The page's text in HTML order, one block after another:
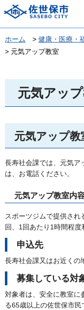
佐世保市
ホーム > 健康・医療・
> 元気アップ教室
元気アッ
元気アップ教
長寿社会課では、元気ア
は、お電話ください。
元気アップ教室内
スポーツジムで提供さ
回、1回あたり1時間程度
申込先
長寿社会課又はお近くの
募集している対
対象者は、安全に教室に
る65歳以上の佐世保市民